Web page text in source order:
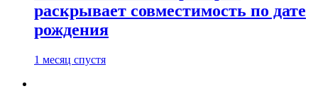
раскрывает совместимость по дате
рождения
1 месяц спустя